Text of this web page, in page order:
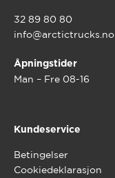
32 89 80 80
info@arctictrucks.no
Åpningstider
Man – Fre 08-16
Kundeservice
Betingelser
Cookiedeklarasjon